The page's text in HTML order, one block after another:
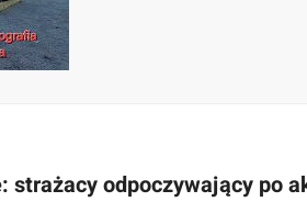
strażacy odpoczywający po